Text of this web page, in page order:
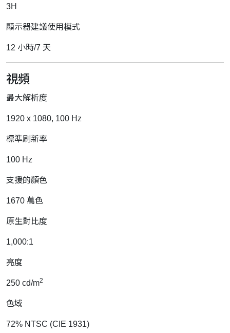
3H
顯示器建議使用模式
12 小時/7 天
視頻
最大解析度
1920 x 1080, 100 Hz
標準刷新率
100 Hz
支援的顏色
1670 萬色
原生對比度
1,000:1
亮度
250 cd/m2
色域
72% NTSC (CIE 1931)